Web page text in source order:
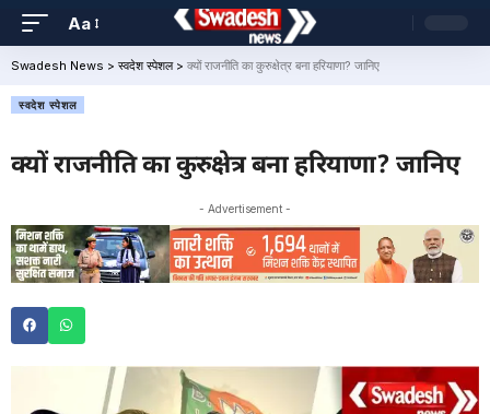
Aa
Swadesh News > स्वदेश स्पेशल> क्यों राजनीति का कुरुक्षेत्र बना हरियाणा? जानिए
स्वदेश स्पेशल
क्यों राजनीति का कुरुक्षेत्र बना हरियाणा? जानिए
- Advertisement -